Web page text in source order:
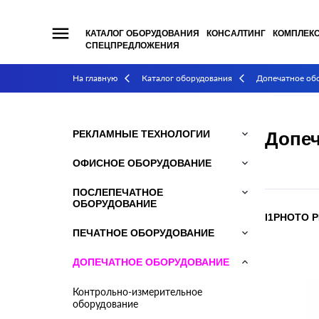
menu КАТАЛОГ ОБОРУДОВАНИЯ КОНСАЛТИНГ
СПЕЦПРЕДЛОЖЕНИЯ
На главную arrow_back_ios Каталог оборудования arrow_back_ios Допечатное
РЕКЛАМНЫЕ ТЕХНОЛОГИИ keyboard_arrow_down
ОФИСНОЕ ОБОРУДОВАНИЕ keyboard_arrow_down
ПОСЛЕПЕЧАТНОЕ
ОБОРУДОВАНИЕ
keyboard_arrow_down
ПЕЧАТНОЕ ОБОРУДОВАНИЕ keyboard_arrow_down
ДОПЕЧАТНОЕ ОБОРУДОВАНИЕ keyboard_arrow_down
Контрольно-измерительное
оборудование
I1PHOTO